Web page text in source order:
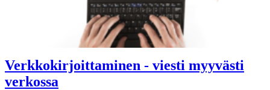
Verkkokirjoittaminen - viesti myyvästi
verkossa